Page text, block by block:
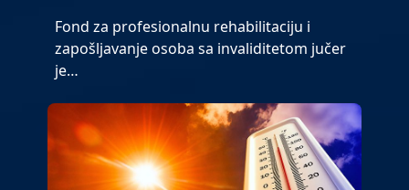
Fond za profesionalnu rehabilitaciju i
zapošljavanje osoba sa invaliditetom jučer
je…